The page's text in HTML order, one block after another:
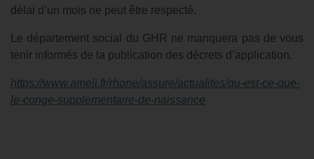
délai d’un mois ne peut être respecté.
Le département social du GHR ne manquera pas de vous
tenir informés de la publication des décrets d’application.
https://www.ameli.fr/rhone/assure/actualites/qu-est-ce-que-
le-conge-supplementaire-de-naissance